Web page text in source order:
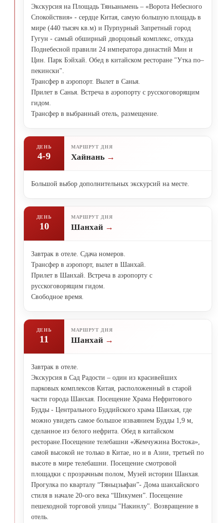
Экскурсия на Площадь Тяньаньмень – «Ворота Небесного
Спокойствия» - сердце Китая, самую большую площадь в
мире (440 тысяч кв.м) и Пурпурный Запретный город
Гугун - самый обширный дворцовый комплекс, откуда
Поднебесной правили 24 императора династий Мин и
Цин. Парк Бэйхай. Обед в китайском ресторане "Утка по–
пекински".
Трансфер в аэропорт. Вылет в Санья.
Прилет в Санья. Встреча в аэропорту с русскоговорящим
гидом.
Трансфер в выбранный отель, размещение.
ДЕНЬ
4-9
МАРШРУТ ДНЯ
Хайнань
Большой выбор дополнительных экскурсий на месте.
ДЕНЬ
10
МАРШРУТ ДНЯ
Шанхай
Завтрак в отеле. Сдача номеров.
Трансфер в аэропорт, вылет в Шанхай.
Прилет в Шанхай. Встреча в аэропорту с
русскоговорящим гидом.
Свободное время.
ДЕНЬ
11
МАРШРУТ ДНЯ
Шанхай
Завтрак в отеле.
Экскурсия в Сад Радости – один из красивейших
парковых комплексов Китая, расположенный в старой
части города Шанхая. Посещение Храма Нефритового
Будды - Центрального Буддийского храма Шанхая, где
можно увидеть самое большое изваянием Будды 1,9 м,
сделанное из белого нефрита. Обед в китайском
ресторане.Посещение телебашни «Жемчужина Востока»,
самой высокой не только в Китае, но и в Азии, третьей по
высоте в мире телебашни. Посещение смотровой
площадки с прозрачным полом, Музей истории Шанхая.
Прогулка по кварталу “Тяньцзыфан”- Дома шанхайского
стиля в начале 20-ого века “Шикумен”. Посещение
пешеходной торговой улицы "Накинлу". Возвращение в
отель.